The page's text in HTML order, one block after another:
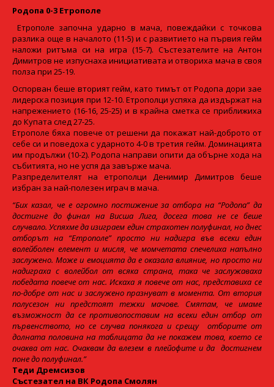
Родопа 0-3 Етрополе
Етрополе започна ударно в мача, повеждайки с точкова
разлика още в началото (11-5) и с развитието на първия гейм
наложи ритъма си на игра (15-7). Състезателите на Антон
Димитров не изпуснаха инициативата и oтвориха мача в своя
полза при 25-19.
Оспорван беше вторият гейм, като тимът от Родопа дори зае
лидерска позиция при 12-10. Етрополци успяха да издържат на
напрежението (16-16, 25-25) и в крайна сметка се приближиха
до Купата след 27-25.
Етрополе бяха повече от решени да покажат най-доброто от
себе си и поведоха с ударното 4-0 в третия гейм. Доминацията
им продължи (10-2). Родопа направи опити да обърне хода на
събитията, но не успя да завърже мача.
Разпределителят на етрополци Денимир Димитров беше
избран за най-полезен играч в мача.
“Бих казал, че е огромно постижение за отбора на “Родопа” да
достигне до финал на Висша Лига, досега това не се беше
случвало. Успяхме да изиграем един страхотен полуфинал, но днес
отборът на “Етрополе” просто ни надигра във всеки един
волейболен елемент и мисля, че момчетата спечелиха напълно
заслужено. Може и емоцията да е оказала влияние, но просто ни
надиграха с волейбол от всяка страна, така че заслужаваха
победата повече от нас. Искаха я повече от нас, представиха се
по-добре от нас и заслужено празнуват в момента. От втория
полусезон ни предстоят тежки мачове. Смятам, че имаме
възможност да се противопоставим на всеки един отбор от
първенството, но се случва понякога и срещу отборите от
долната половина на таблицата да не покажем това, което се
очаква от нас. Очаквам да влезем в плейофите и да достигнем
поне до полуфинал.”
Теди Дремсизов
Състезател на ВК Родопа Смолян